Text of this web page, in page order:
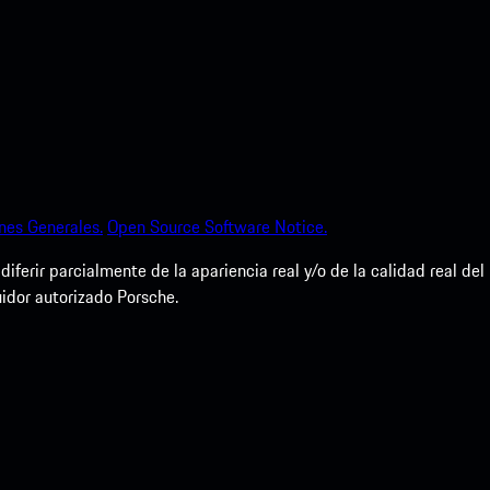
Generales.Open Source Software Notice.
parcialmente de la apariencia real y/o de la calidad real del
autorizado Porsche.